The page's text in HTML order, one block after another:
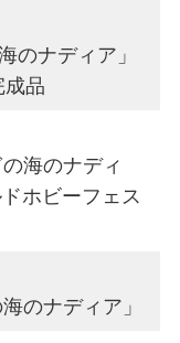
のナディア」
成品
海のナディ
ホビーフェス
のナディア」